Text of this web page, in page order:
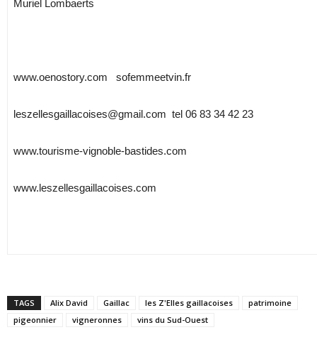
Muriel Lombaerts
www.oenostory.com sofemmeetvin.fr
leszellesgaillacoises@gmail.com tel 06 83 34 42 23
www.tourisme-vignoble-bastides.com
www.leszellesgaillacoises.com
TAGS Alix David Gaillac les Z'Elles gaillacoises
patrimoine
pigeonnier
vigneronnes vins du Sud-Ouest